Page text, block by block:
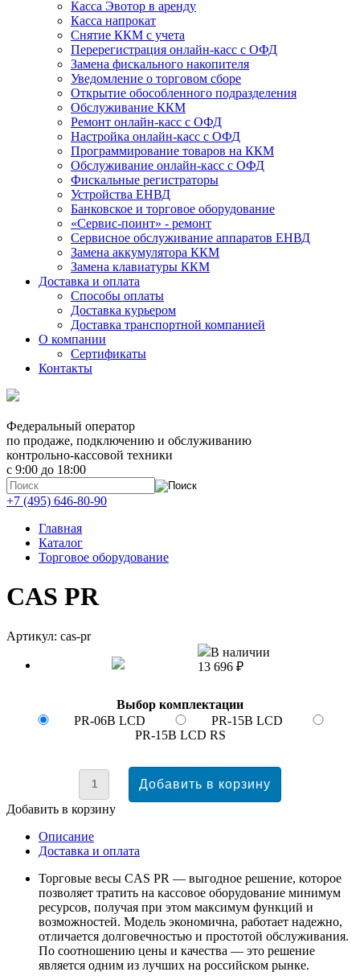
Касса Эвотор в аренду
Касса напрокат
Снятие ККМ с учета
Перерегистрация онлайн-касс с ОФД
Замена фискального накопителя
Уведомление о торговом сборе
Открытие обособленного подразделения
Обслуживание ККМ
Ремонт онлайн-касс с ОФД
Настройка онлайн-касс с ОФД
Программирование товаров на ККМ
Обслуживание онлайн-касс с ОФД
Фискальные регистраторы
Устройства ЕНВД
Банковское и торговое оборудование
«Сервис-поинт» - ремонт
Сервисное обслуживание аппаратов ЕНВД
Замена аккумулятора ККМ
Замена клавиатуры ККМ
Доставка и оплата
Способы оплаты
Доставка курьером
Доставка транспортной компанией
О компании
Сертификаты
Контакты
Федеральный оператор
по продаже, подключению и обслуживанию
контрольно-кассовой техники
с 9:00 до 18:00
+7 (495) 646-80-90
Главная
Каталог
Торговое оборудование
CAS PR
Артикул: cas-pr
В наличии
13 696 ₽
Выбор комплектации
PR-06B LCD
PR-15B LCD
PR-15B LCD RS
Добавить в корзину
Описание
Доставка и оплата
Торговые весы CAS PR — выгодное решение, которое
позволяет тратить на кассовое оборудование минимум
ресурсов, получая при этом максимум функций и
возможностей. Модель экономична, работает надежно,
отличается долговечностью и простотой обслуживания.
По соотношению цены и качества — это решение
является одним из лучших на российском рынке.